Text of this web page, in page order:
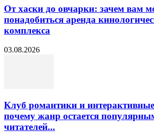
От хаски до овчарки: зачем вам
понадобиться аренда
комплекса
03.08.2026
Клуб романтики и
почему жанр остается
читателей...